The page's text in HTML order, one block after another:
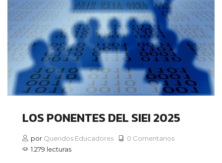
LOS PONENTES DEL SIEI 2025
por Queridos Educadores
0 Comentarios
1.279 lecturas